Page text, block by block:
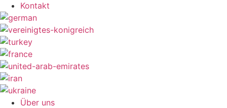
Kontakt
Über uns